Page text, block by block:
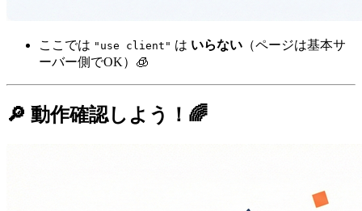
ここでは "use client" は いらない （ページは基本サ
ーバー側でOK）🧊
🔎 動作確認しよう！🌈